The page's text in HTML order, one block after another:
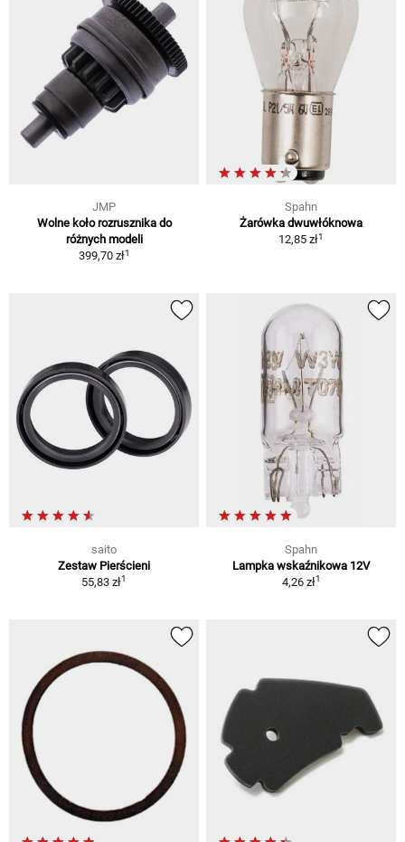
JMP
Wolne koło rozrusznika do
różnych modeli
399,70 zł1
Spahn
Żarówka dwuwłóknowa
12,85 zł1
saito
Zestaw Pierścieni
55,83 zł1
Spahn
Lampka wskaźnikowa 12V
4,26 zł1